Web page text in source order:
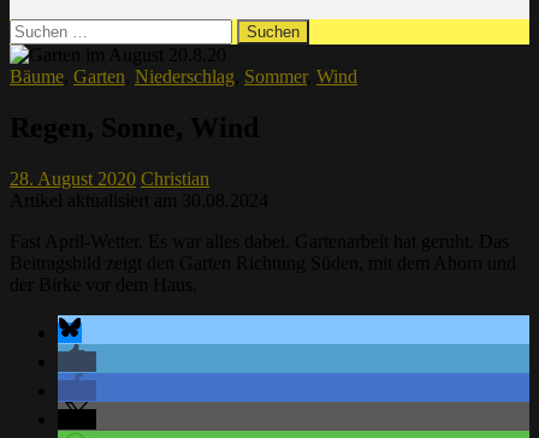
Suchen
nach:
Bäume Garten Niederschlag Sommer, Wind
28. August 2020 Christian